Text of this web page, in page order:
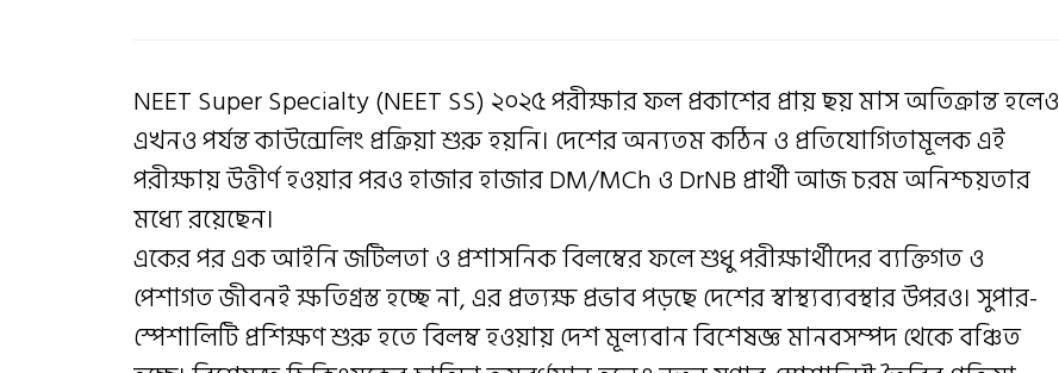
NEET Super Specialty (NEET SS) ২০২৫ পরীক্ষার ফল প্রকাশের প্রায় ছয় মাস অতিক্রান্ত হলেও
এখনও পর্যন্ত কাউন্সেলিং প্রক্রিয়া শুরু হয়নি। দেশের অন্যতম কঠিন ও প্রতিযোগিতামূলক এই
পরীক্ষায় উত্তীর্ণ হওয়ার পরও হাজার হাজার DM/MCh ও DrNB প্রার্থী আজ চরম অনিশ্চয়তার
মধ্যে রয়েছেন।
একের পর এক আইনি জটিলতা ও প্রশাসনিক বিলম্বের ফলে শুধু পরীক্ষার্থীদের ব্যক্তিগত ও
পেশাগত জীবনই ক্ষতিগ্রস্ত হচ্ছে না, এর প্রত্যক্ষ প্রভাব পড়ছে দেশের স্বাস্থ্যব্যবস্থার উপরও। সুপার-
স্পেশালিটি প্রশিক্ষণ শুরু হতে বিলম্ব হওয়ায় দেশ মূল্যবান বিশেষজ্ঞ মানবসম্পদ থেকে বঞ্চিত